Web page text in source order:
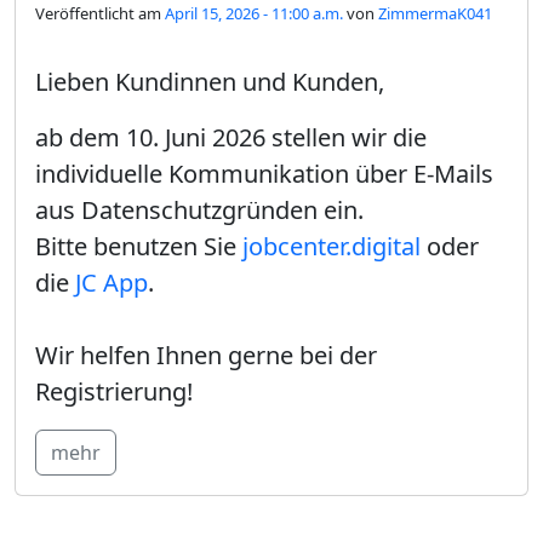
Veröffentlicht amApril 15, 2026 - 11:00 a.m.von ZimmermaK041
Lieben Kundinnen und Kunden,
ab dem 10. Juni 2026 stellen wir die
individuelle Kommunikation über E-Mails
aus Datenschutzgründen ein.
Bitte benutzen Sie jobcenter.digital oder
die JC App.
Wir helfen Ihnen gerne bei der
Registrierung!
mehr